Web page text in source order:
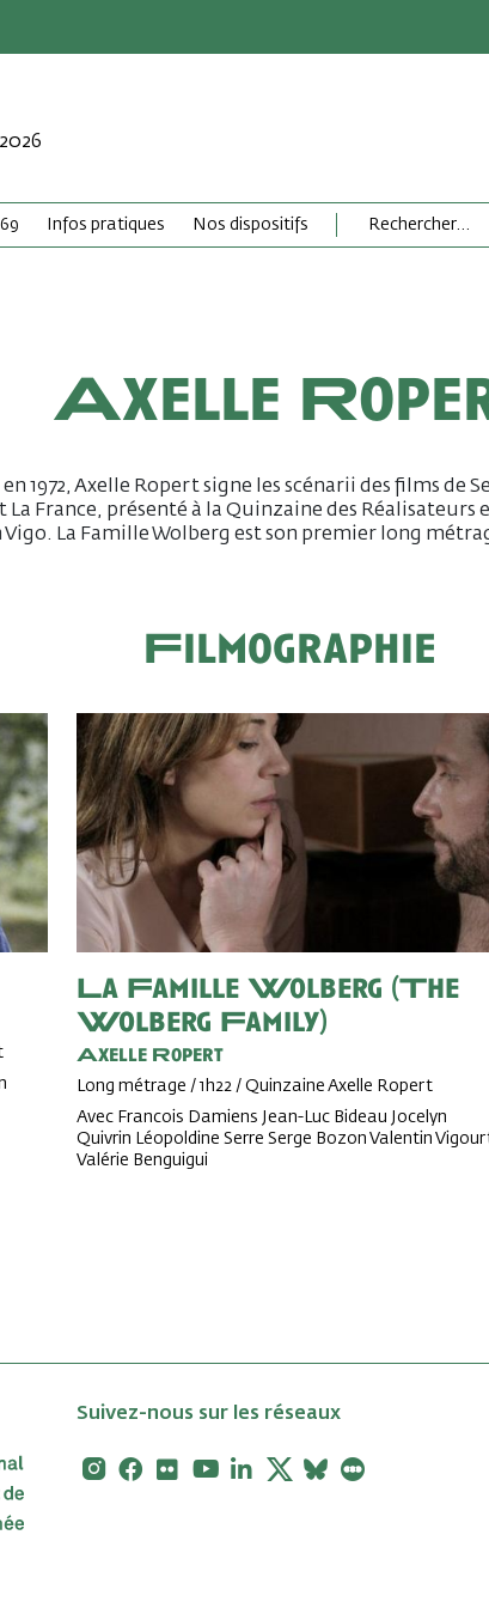
Infos pratiques Nos dispositifs
Axelle
en 1972, Axelle Ropert signe les scénarii des films de
La France, présenté à la Quinzaine des Réalisateurs
Vigo. La Famille Wolberg est son premier long
Filmographie
La Famille Wolberg (The
Wolberg Family)
Axelle Ropert
Long métrage / 1h22 / Quinzaine Axelle Ropert
Avec Francois Damiens Jean-Luc Bideau Jocelyn
Quivrin Léopoldine Serre Serge Bozon Valentin
Valérie Benguigui
Suivez-nous sur les réseaux
Instagram
Facebook
FlickrYoutubeLinkedin
X Bluesky